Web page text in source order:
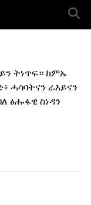
ትነጥፍ። ከምኡ
ሓሳባትናን ራእይናን
ፅሑፋዊ ስነዳን